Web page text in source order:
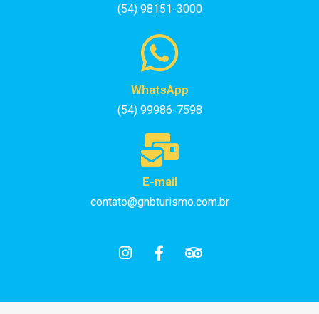
(54) 98151-3000
WhatsApp
(54) 99986-7598
E-mail
contato@gnbturismo.com.br